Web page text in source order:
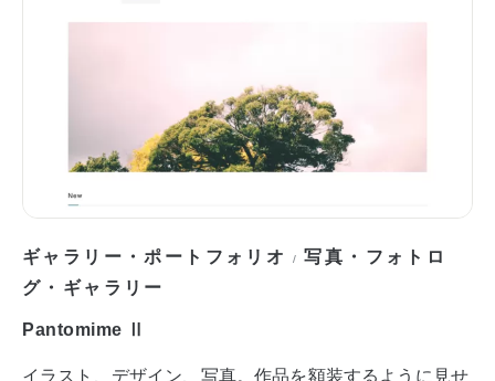
ギャラリー・ポートフォリオ /写真・フォトロ
グ・ギャラリー
Pantomime Ⅱ
イラスト、デザイン、写真。作品を額装するように見せ